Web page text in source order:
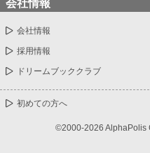
会社情報
会社情報
採用情報
ドリームブッククラブ
初めての方へ
©2000-2026 AlphaPolis